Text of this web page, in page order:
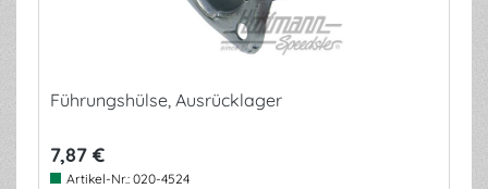
Führungshülse, Ausrücklager
7,87 €
Artikel-Nr.: 020-4524